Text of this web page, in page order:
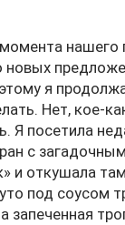
нашего
я
Нет, кое-
Я посетила
с
и откушала
под соусом
запеченная